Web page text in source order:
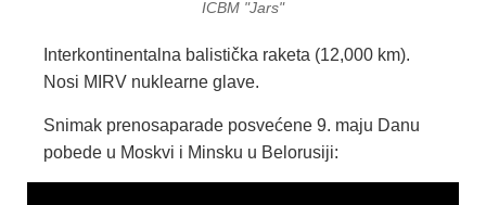
ICBM "Jars"
Interkontinentalna balistička raketa (12,000 km).
Nosi MIRV nuklearne glave.
Snimak prenosaparade posvećene 9. maju Danu
pobede u Moskvi i Minsku u Belorusiji: